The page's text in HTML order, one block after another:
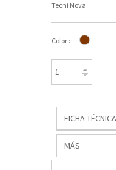
Tecni Nova
Color :
FICHA TÉCNICA
MÁS